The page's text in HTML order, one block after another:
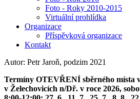
Foto - Roky 2010-2015
Virtuální prohlídka
Organizace
Příspěvková organizace
Kontakt
Autor: Petr Jaroň, podzim 2021
Termíny OTEVŘENÍ sběrného místa
v Želechovicích n/Dř. v roce 2026,